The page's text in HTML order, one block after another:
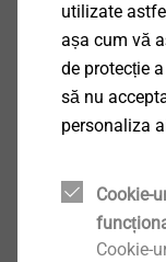
utilizate
așa cum vă
de protecție
să nu
personaliza
Cookie-
Cookie-